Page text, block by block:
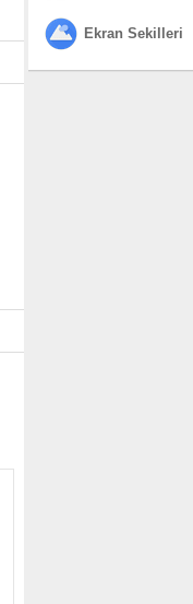
Ekran Sekilleri